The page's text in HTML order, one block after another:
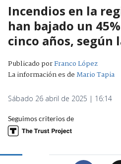
Incendios en la
han bajado un
cinco años, según
Publicado porFranco López
La información es deMario Tapia
Sábado 26 abril de 2025 | 16:14
Seguimos criterios de